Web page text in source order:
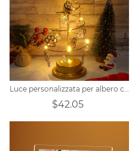
Luce personalizzata per albero con foto a forma di zampa di cane
$42.05